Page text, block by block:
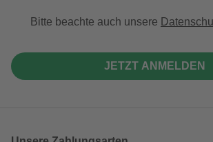
Bitte beachte auch unsere
JETZT ANMELDEN